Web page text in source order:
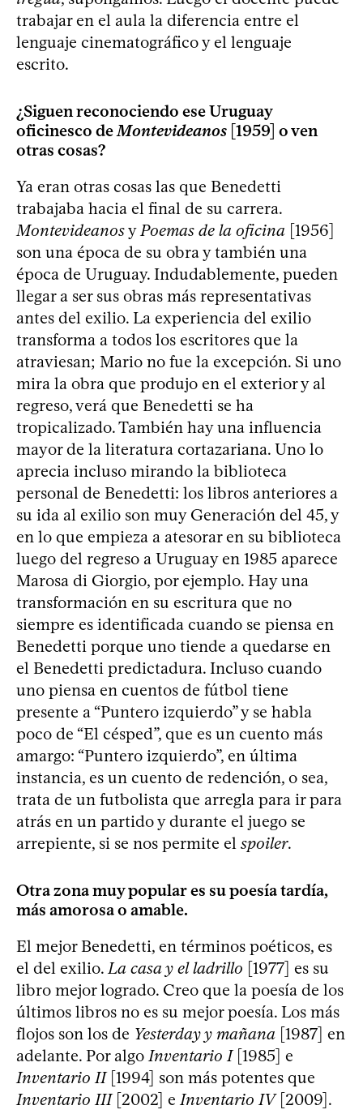
trabajar en el aula la diferencia entre el
lenguaje cinematográfico y el lenguaje
escrito.
¿Siguen reconociendo ese Uruguay
oficinesco de Montevideanos [1959] o ven
otras cosas?
Ya eran otras cosas las que Benedetti
trabajaba hacia el final de su carrera.
Montevideanosy Poemas de la oficina [1956]
son una época de su obra y también una
época de Uruguay. Indudablemente, pueden
llegar a ser sus obras más representativas
antes del exilio. La experiencia del exilio
transforma a todos los escritores que la
atraviesan; Mario no fue la excepción. Si uno
mira la obra que produjo en el exterior y al
regreso, verá que Benedetti se ha
tropicalizado. También hay una influencia
mayor de la literatura cortazariana. Uno lo
aprecia incluso mirando la biblioteca
personal de Benedetti: los libros anteriores a
su ida al exilio son muy Generación del 45, y
en lo que empieza a atesorar en su biblioteca
luego del regreso a Uruguay en 1985 aparece
Marosa di Giorgio, por ejemplo. Hay una
transformación en su escritura que no
siempre es identificada cuando se piensa en
Benedetti porque uno tiende a quedarse en
el Benedetti predictadura. Incluso cuando
uno piensa en cuentos de fútbol tiene
presente a “Puntero izquierdo” y se habla
poco de “El césped”, que es un cuento más
amargo: “Puntero izquierdo”, en última
instancia, es un cuento de redención, o sea,
trata de un futbolista que arregla para ir para
atrás en un partido y durante el juego se
arrepiente, si se nos permite el spoiler.
Otra zona muy popular es su poesía tardía,
más amorosa o amable.
El mejor Benedetti, en términos poéticos, es
el del exilio. La casa y el ladrillo [1977] es su
libro mejor logrado. Creo que la poesía de los
últimos libros no es su mejor poesía. Los más
flojos son los de Yesterday y mañana [1987] en
adelante. Por algo Inventario I[1985] e
Inventario II[1994] son más potentes que
Inventario III[2002] e Inventario IV[2009].